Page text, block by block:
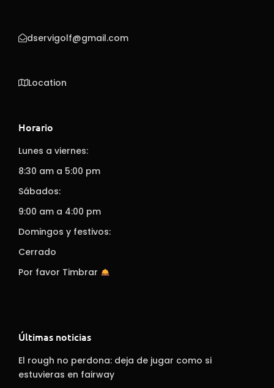
dservigolf@gmail.com
Location
Horario
Lunes a viernes:
8:30 am a 5:00 pm
Sábados:
9:00 am a 4:00 pm
Domingos y festivos:
Cerrado
Por favor Timbrar
Últimas noticias
El rough no perdona: deja de jugar como si
estuvieras en fairway